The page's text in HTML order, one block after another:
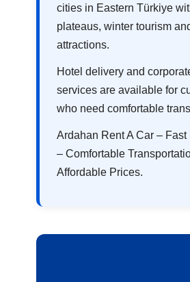
cities in Eastern Türkiye
plateaus, winter tourism
attractions.
Hotel delivery and
services are available for
who need comfortable
Ardahan Rent A Car –
– Comfortable
Affordable Prices.